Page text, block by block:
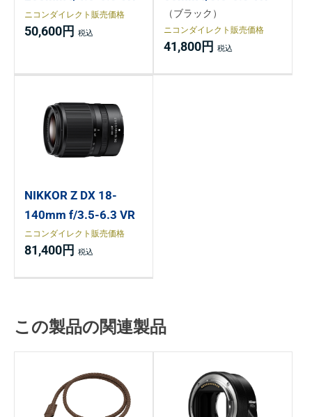
ニコンダイレクト販売価格
50,600円
（ブラック）
ニコンダイレクト販売価格
41,800円
NIKKOR Z DX 18-
140mm f/3.5-6.3 VR
ニコンダイレクト販売価格
81,400円
この製品の関連製品